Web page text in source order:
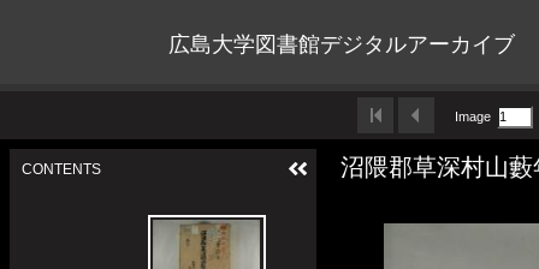
広島大学図書館デジタルアーカイブ